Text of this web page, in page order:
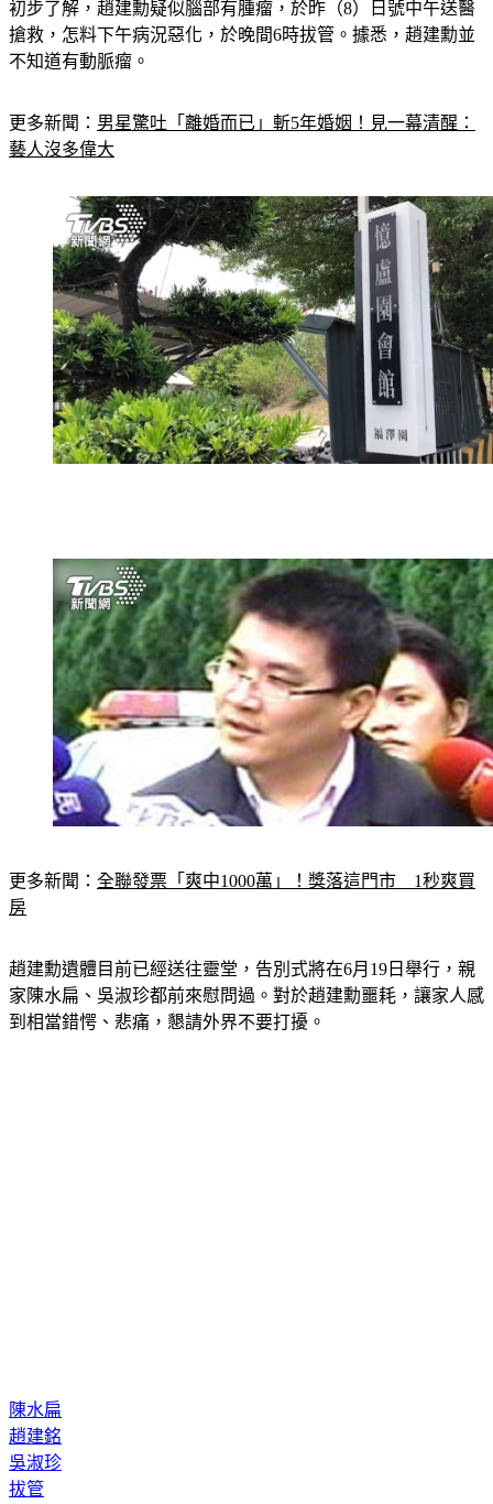
初步了解，趙建勳疑似腦部有腫瘤，於昨（8）日號中午送醫
搶救，怎料下午病況惡化，於晚間6時拔管。據悉，趙建勳並
不知道有動脈瘤。
更多新聞： 男星驚吐「離婚而已」斬5年婚姻！見一幕清醒：
藝人沒多偉大
更多新聞： 全聯發票「爽中1000萬」！獎落這門市　1秒爽買
房
趙建勳遺體目前已經送往靈堂，告別式將在6月19日舉行，親
家陳水扁、吳淑珍都前來慰問過。對於趙建勳噩耗，讓家人感
到相當錯愕、悲痛，懇請外界不要打擾。
陳水扁
趙建銘
吳淑珍
拔管